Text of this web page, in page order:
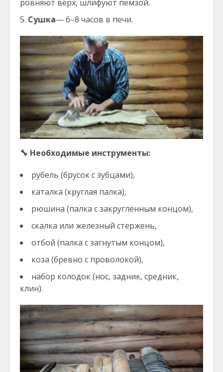
ровняют верх, шлифуют пемзой.
Сушка— 6–8 часов в печи.
🔧 Необходимые инструменты:
рубель (брусок с зубцами),
каталка (круглая палка),
рюшина (палка с закруглённым концом),
скалка или железный стержень,
отбой (палка с загнутым концом),
коза (бревно с проволокой),
набор колодок (нос, задник, средник,
клин).